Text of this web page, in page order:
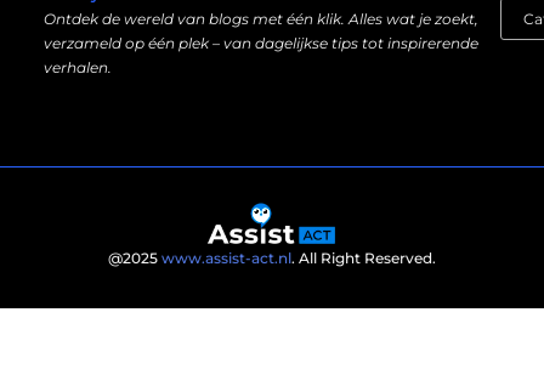
Ontdek de wereld van blogs met één klik. Alles wat je zoekt,
verzameld op één plek – van dagelijkse tips tot inspirerende
verhalen.
@2025 www.assist-act.nl. All Right Reserved.